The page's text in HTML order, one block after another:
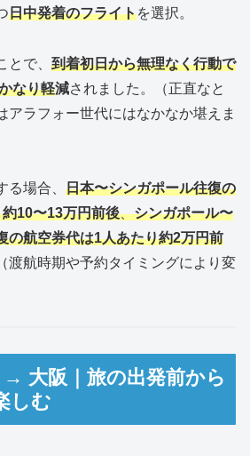
日中発着のフライトを選択。
で、 到着初日から無理なく行動で
なり軽減されました。（正直なと
アラフォー世代にはなかなか堪えま
る場合、 日本〜シンガポール往復の
10〜13万円前後、シンガポール〜
の航空券代は1人あたり約2万円前
渡航時期や予約タイミングにより変
→ 大阪｜旅の出発前から
しむ